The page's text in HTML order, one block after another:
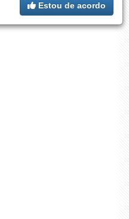
Estou de acordo